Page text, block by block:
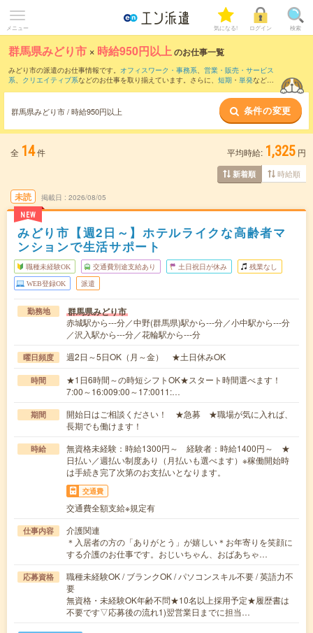
メニュー 気になる! ログイン 検索
群馬県みどり市 × 時給950円以上のお仕事一覧
みどり市の派遣のお仕事情報です。 オフィスワーク・事務系、 営業・販売・サービス
系、 クリエイティブ系などのお仕事を取り揃えています。さらに、 短期 ・ 単発などの
時給1100円以上・ 1800円以上の求人はこちら
当サイトでは法令を遵守し、最低賃金以上の求人のみを掲載しています。
群馬県みどり市 / 時給950円以上 条件の変更
全 14件 平均時給: 1,325 円
新着順 時給順
未読
NEW
掲載日 2026/08/05
みどり市【週2日～】ホテルライクな高齢者マ
ンションで生活サポート
職種未経験OK 交通費別途支給あり 土日祝日が休み 残業なし
WEB登録OK 派遣
勤務地 群馬県みどり市
赤城駅から---分／中野(群馬県)駅から---分／小中駅から---分
／沢入駅から---分／花輪駅から---分
曜日頻度 週2日～5日OK（月～金） ★土日休みOK
時間
★1日6時間～の時短シフトOK★スタート時間選べます！
7:00～16:009:00～17:0011:…
期間
開始日はご相談ください！ ★急募 ★職場が気に入れば、
長期でも働けます！
時給
無資格未経験：時給1300円～ 経験者：時給1400円～ ★
日払い／週払い制度あり（月払いも選べます）※稼働開始時
は手続き完了次第のお支払いとなります。
交通費
交通費全額支給※規定有
仕事内容
介護関連
＊入居者の方の「ありがとう」が嬉しい＊お年寄りを笑顔に
する介護のお仕事です。おじいちゃん、おばあちゃ…
応募資格
職種未経験OK / ブランクOK / パソコンスキル不要 / 英語力不
要
無資格・未経験OK年齢不問★10名以上採用予定★履歴書は
不要です▽応募後の流れ1)翌営業日までに担当…